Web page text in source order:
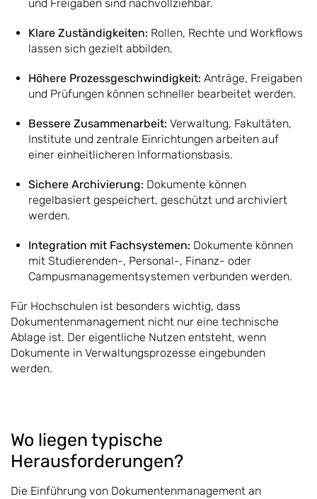
und Freigaben sind nachvollziehbar.
Klare Zuständigkeiten: Rollen, Rechte und Workflows
lassen sich gezielt abbilden.
Höhere Prozessgeschwindigkeit: Anträge, Freigaben
und Prüfungen können schneller bearbeitet werden.
Bessere Zusammenarbeit: Verwaltung, Fakultäten,
Institute und zentrale Einrichtungen arbeiten auf
einer einheitlicheren Informationsbasis.
Sichere Archivierung: Dokumente können
regelbasiert gespeichert, geschützt und archiviert
werden.
Integration mit Fachsystemen: Dokumente können
mit Studierenden-, Personal-, Finanz- oder
Campusmanagementsystemen verbunden werden.
Für Hochschulen ist besonders wichtig, dass
Dokumentenmanagement nicht nur eine technische
Ablage ist. Der eigentliche Nutzen entsteht, wenn
Dokumente in Verwaltungsprozesse eingebunden
werden.
Wo liegen typische
Herausforderungen?
Die Einführung von Dokumentenmanagement an